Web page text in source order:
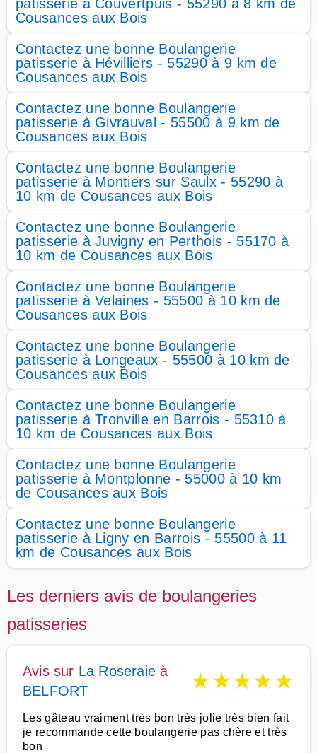
patisserie à Couvertpuis - 55290 à 8 km de
Cousances aux Bois
Contactez une bonne Boulangerie
patisserie à Hévilliers - 55290 à 9 km de
Cousances aux Bois
Contactez une bonne Boulangerie
patisserie à Givrauval - 55500 à 9 km de
Cousances aux Bois
Contactez une bonne Boulangerie
patisserie à Montiers sur Saulx - 55290 à
10 km de Cousances aux Bois
Contactez une bonne Boulangerie
patisserie à Juvigny en Perthois - 55170 à
10 km de Cousances aux Bois
Contactez une bonne Boulangerie
patisserie à Velaines - 55500 à 10 km de
Cousances aux Bois
Contactez une bonne Boulangerie
patisserie à Longeaux - 55500 à 10 km de
Cousances aux Bois
Contactez une bonne Boulangerie
patisserie à Tronville en Barrois - 55310 à
10 km de Cousances aux Bois
Contactez une bonne Boulangerie
patisserie à Montplonne - 55000 à 10 km
de Cousances aux Bois
Contactez une bonne Boulangerie
patisserie à Ligny en Barrois - 55500 à 11
km de Cousances aux Bois
Les derniers avis de boulangeries
patisseries
Avis sur La Roseraie à
BELFORT
★★★★★
Les gâteau vraiment très bon très jolie très bien fait
je recommande cette boulangerie pas chère et très
bon